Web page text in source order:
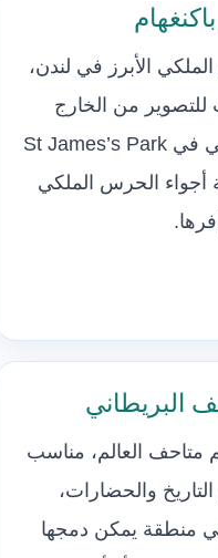
الملكي الأبرز في لندن،
من الخارج
والمشي في St James’s Park
أجواء الحرس الملكي
البريطاني
متاحف العالم، مناسب
والحضارات،
منطقة يمكن دمجها